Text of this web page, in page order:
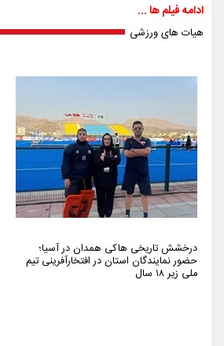
ادامه فیلم ها ...
هیات های ورزشی
درخشش تاریخی هاکی همدان در آسیا؛
حضور نمایندگان استان در افتخارآفرینی تیم
ملی زیر ۱۸ سال